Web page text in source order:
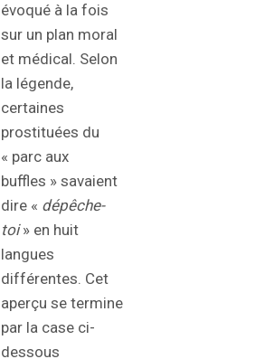
évoqué à la fois
sur un plan moral
et médical. Selon
la légende,
certaines
prostituées du
« parc aux
buffles » savaient
dire « dépêche-
toi» en huit
langues
différentes. Cet
aperçu se termine
par la case ci-
dessous